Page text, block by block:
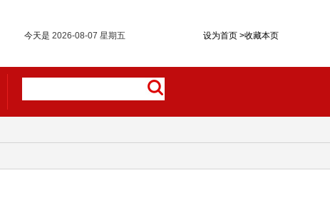
设为首页 >收藏本页
今天是 2026-08-07 星期五